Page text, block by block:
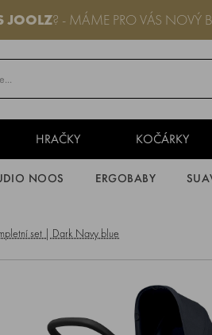
JOOLZ? - MÁME PRO VÁS NOVÝ
HRAČKY KOČÁRKY
NOOS ERGOBABY
set | Dark Navy blue